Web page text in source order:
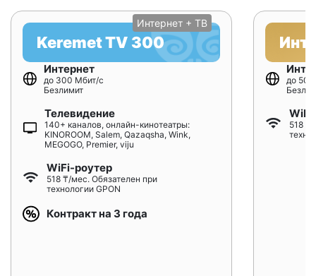
Интернет + ТВ
Keremet TV 300
Интернет
до 300 Мбит/с
Безлимит
Телевидение
140+ каналов, онлайн-кинотеатры:
KINOROOM, Salem, Qazaqsha, Wink,
MEGOGO, Premier, viju
WiFi-роутер
518 ₸/мес. Обязателен при
технологии GPON
Контракт на 3 года
до
518